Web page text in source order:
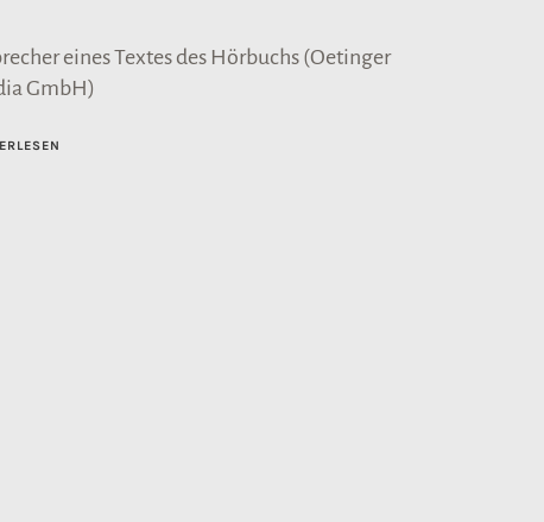
eines Textes des Hörbuchs (Oetinger
GmbH)